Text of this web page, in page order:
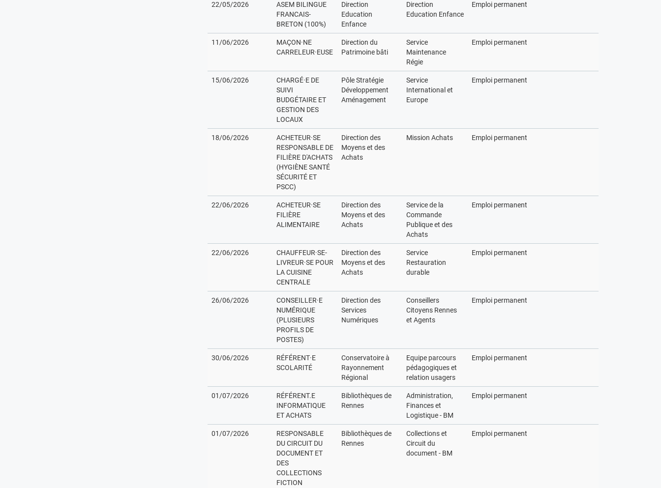
22/05/2026
ASEM BILINGUE
FRANCAIS-
BRETON (100%)
Direction
Education
Enfance
Direction
Education Enfance
Emploi permanent
11/06/2026
MAÇON·NE
CARRELEUR·EUSE
Direction du
Patrimoine bâti
Service
Maintenance
Régie
Emploi permanent
15/06/2026
CHARGÉ·E DE
SUIVI
BUDGÉTAIRE ET
GESTION DES
LOCAUX
Pôle Stratégie
Développement
Aménagement
Service
International et
Europe
Emploi permanent
18/06/2026
ACHETEUR·SE
RESPONSABLE DE
FILIÈRE D'ACHATS
(HYGIÈNE SANTÉ
SÉCURITÉ ET
PSCC)
Direction des
Moyens et des
Achats
Mission Achats Emploi permanent
22/06/2026
ACHETEUR·SE
FILIÈRE
ALIMENTAIRE
Direction des
Moyens et des
Achats
Service de la
Commande
Publique et des
Achats
Emploi permanent
22/06/2026
CHAUFFEUR·SE-
LIVREUR·SE POUR
LA CUISINE
CENTRALE
Direction des
Moyens et des
Achats
Service
Restauration
durable
Emploi permanent
26/06/2026
CONSEILLER·E
NUMÉRIQUE
(PLUSIEURS
PROFILS DE
POSTES)
Direction des
Services
Numériques
Conseillers
Citoyens Rennes
et Agents
Emploi permanent
30/06/2026
RÉFÉRENT·E
SCOLARITÉ
Conservatoire à
Rayonnement
Régional
Equipe parcours
pédagogiques et
relation usagers
Emploi permanent
01/07/2026
RÉFÉRENT.E
INFORMATIQUE
ET ACHATS
Bibliothèques de
Rennes
Administration,
Finances et
Logistique - BM
Emploi permanent
01/07/2026
RESPONSABLE
DU CIRCUIT DU
DOCUMENT ET
DES
COLLECTIONS
FICTION
Bibliothèques de
Rennes
Collections et
Circuit du
document - BM
Emploi permanent